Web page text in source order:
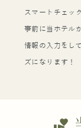
スマートチェッ
事前に当ホテル
情報の入力をし
ズになります！